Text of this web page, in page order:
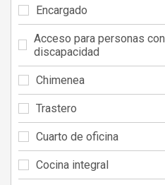
Encargado
Acceso para personas con
discapacidad
Chimenea
Trastero
Cuarto de oficina
Cocina integral